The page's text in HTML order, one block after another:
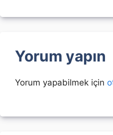
Yorum yapın
Yorum yapabilmek için